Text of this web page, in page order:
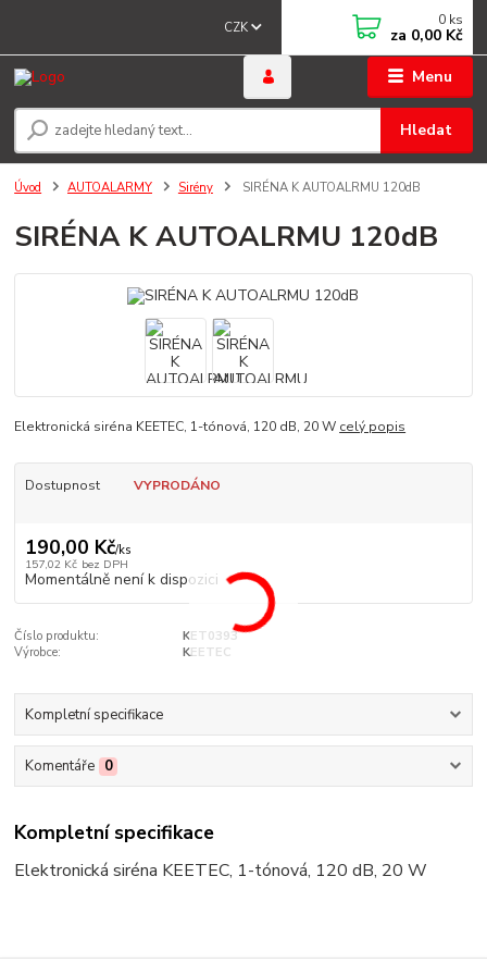
Menu
CZK
Hledat
0 ks
za 0,00 Kč
Úvod AUTOALARMY Sirény SIRÉNA K AUTOALRMU 120dB
SIRÉNA K AUTOALRMU 120dB
Elektronická siréna KEETEC, 1-tónová, 120 dB, 20 W celý popis
Dostupnost VYPRODÁNO
190,00 Kč/ks
157,02 Kč bez DPH
Momentálně není k dispozici
Číslo produktu:
KET0393
Výrobce:
KEETEC
Kompletní specifikace
Komentáře 0
Kompletní specifikace
Elektronická siréna KEETEC, 1-tónová, 120 dB, 20 W
Zboží zařazeno v kategoriích